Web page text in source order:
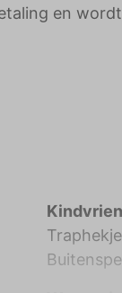
en
Traphekje